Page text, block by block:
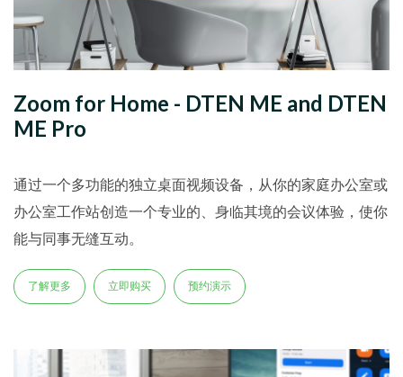
Zoom for Home - DTEN ME and DTEN
ME Pro
通过一个多功能的独立桌面视频设备，从你的家庭办公室或
办公室工作站创造一个专业的、身临其境的会议体验，使你
能与同事无缝互动。
了解更多 立即购买 预约演示